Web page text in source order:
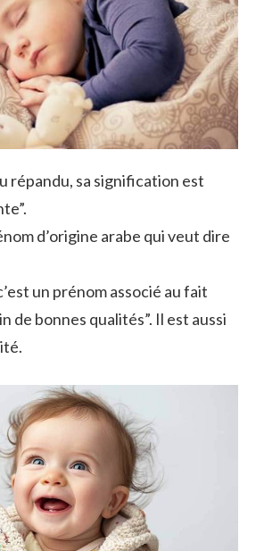
répandu, sa signification est
d’origine arabe qui veut dire
un prénom associé au fait
de bonnes qualités”. Il est aussi